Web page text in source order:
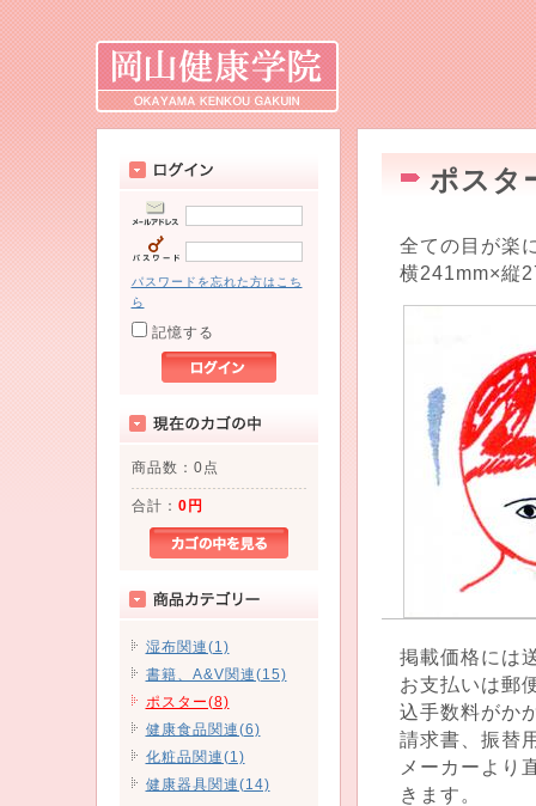
パスワードを忘れた方はこち
ら
記憶する
商品数：0点
合計： 0円
湿布関連(1)
書籍、A&V関連(15)
ポスター(8)
健康食品関連(6)
化粧品関連(1)
健康器具関連(14)
ポスタ
全ての目が楽
横241mm×縦
掲載価格には
お支払いは郵
込手数料がか
請求書、振替
メーカーより
きます。